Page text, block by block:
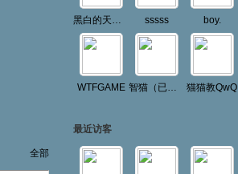
全部
黑白的天狼星 sssss boy.
WTFGAME 智猫（已退） 猫猫教QwQ
最近访客